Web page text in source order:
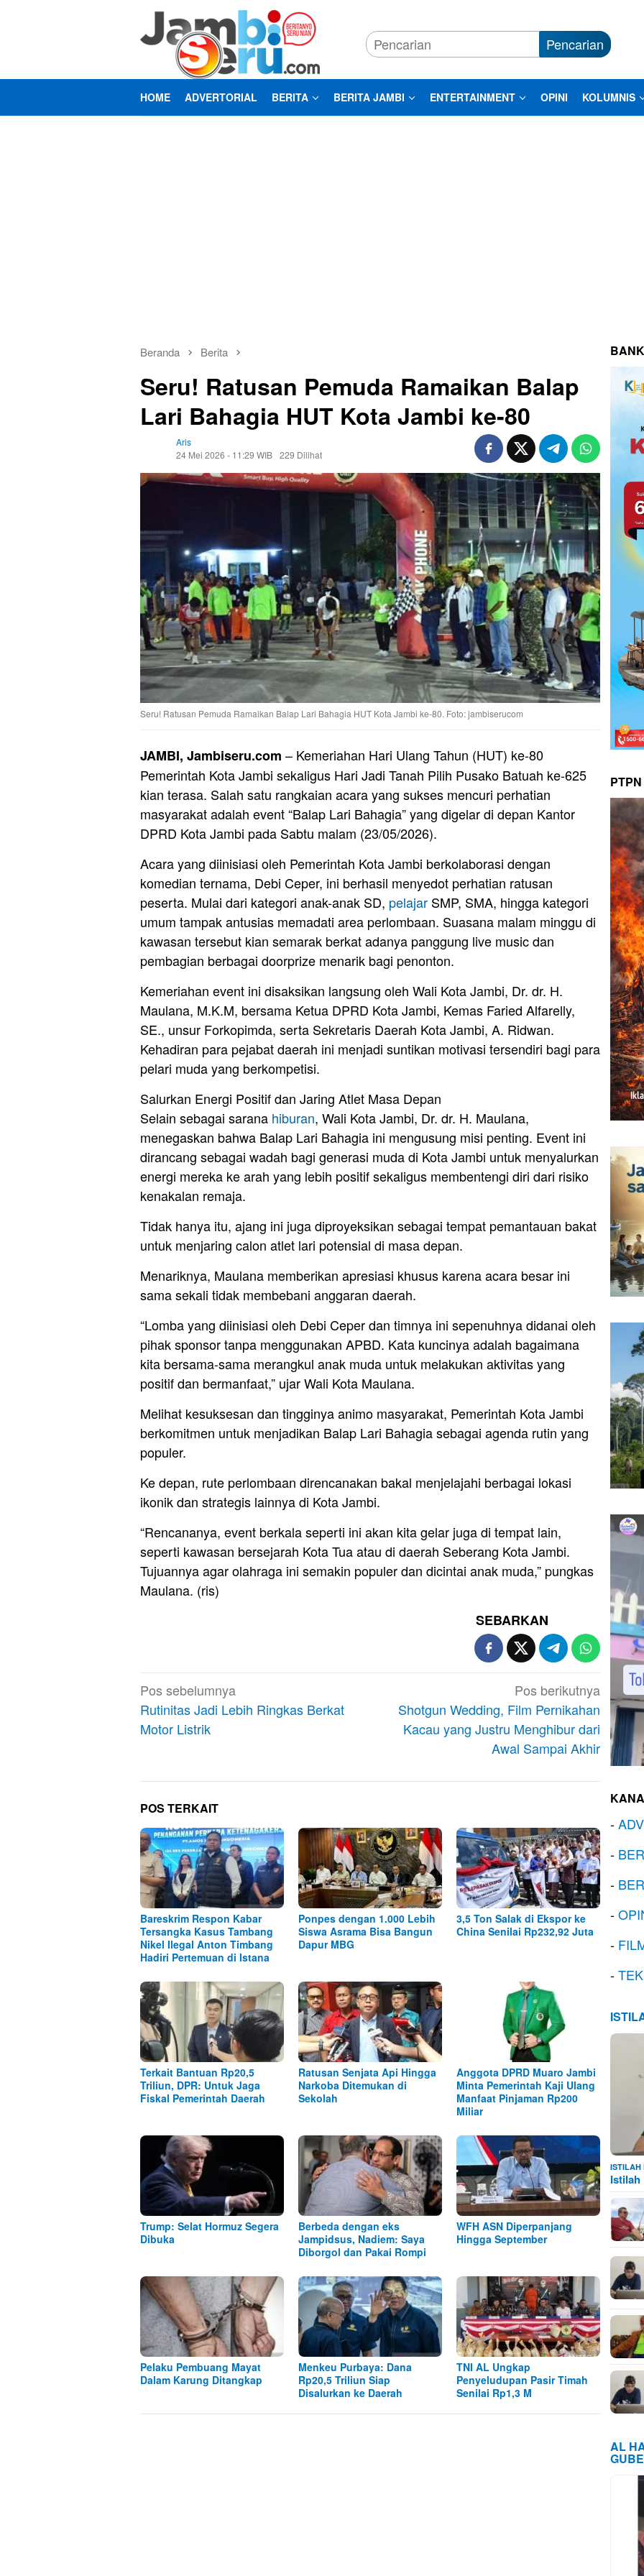
Pencarian
HOME ADVERTORIAL BERITA BERITA JAMBI ENTERTAINMENT OPINI KOLUMNIS
Beranda Berita
Seru! Ratusan Pemuda Ramaikan Balap
Lari Bahagia HUT Kota Jambi ke-80
Aris
24 Mei 2026 - 11:29 WIB 229 Dilihat
Seru! Ratusan Pemuda Ramaikan Balap Lari Bahagia HUT Kota Jambi ke-80. Foto: jambiserucom
JAMBI, Jambiseru.com – Kemeriahan Hari Ulang Tahun (HUT) ke-80
Pemerintah Kota Jambi sekaligus Hari Jadi Tanah Pilih Pusako Batuah ke-625
kian terasa. Salah satu rangkaian acara yang sukses mencuri perhatian
masyarakat adalah event “Balap Lari Bahagia” yang digelar di depan Kantor
DPRD Kota Jambi pada Sabtu malam (23/05/2026).
Acara yang diinisiasi oleh Pemerintah Kota Jambi berkolaborasi dengan
komedian ternama, Debi Ceper, ini berhasil menyedot perhatian ratusan
peserta. Mulai dari kategori anak-anak SD, pelajar SMP, SMA, hingga kategori
umum tampak antusias memadati area perlombaan. Suasana malam minggu di
kawasan tersebut kian semarak berkat adanya panggung live music dan
pembagian berbagai doorprize menarik bagi penonton.
Kemeriahan event ini disaksikan langsung oleh Wali Kota Jambi, Dr. dr. H.
Maulana, M.K.M, bersama Ketua DPRD Kota Jambi, Kemas Faried Alfarelly,
SE., unsur Forkopimda, serta Sekretaris Daerah Kota Jambi, A. Ridwan.
Kehadiran para pejabat daerah ini menjadi suntikan motivasi tersendiri bagi para
pelari muda yang berkompetisi.
Salurkan Energi Positif dan Jaring Atlet Masa Depan
Selain sebagai sarana hiburan, Wali Kota Jambi, Dr. dr. H. Maulana,
menegaskan bahwa Balap Lari Bahagia ini mengusung misi penting. Event ini
dirancang sebagai wadah bagi generasi muda di Kota Jambi untuk menyalurkan
energi mereka ke arah yang lebih positif sekaligus membentengi diri dari risiko
kenakalan remaja.
Tidak hanya itu, ajang ini juga diproyeksikan sebagai tempat pemantauan bakat
untuk menjaring calon atlet lari potensial di masa depan.
Menariknya, Maulana memberikan apresiasi khusus karena acara besar ini
sama sekali tidak membebani anggaran daerah.
“Lomba yang diinisiasi oleh Debi Ceper dan timnya ini sepenuhnya didanai oleh
pihak sponsor tanpa menggunakan APBD. Kata kuncinya adalah bagaimana
kita bersama-sama merangkul anak muda untuk melakukan aktivitas yang
positif dan bermanfaat,” ujar Wali Kota Maulana.
Melihat kesuksesan dan tingginya animo masyarakat, Pemerintah Kota Jambi
berkomitmen untuk menjadikan Balap Lari Bahagia sebagai agenda rutin yang
populer.
Ke depan, rute perlombaan direncanakan bakal menjelajahi berbagai lokasi
ikonik dan strategis lainnya di Kota Jambi.
“Rencananya, event berkala seperti ini akan kita gelar juga di tempat lain,
seperti kawasan bersejarah Kota Tua atau di daerah Seberang Kota Jambi.
Tujuannya agar olahraga ini semakin populer dan dicintai anak muda,” pungkas
Maulana. (ris)
SEBARKAN
Navigasi
pos
Pos sebelumnya
Rutinitas Jadi Lebih Ringkas Berkat
Motor Listrik
Pos berikutnya
Shotgun Wedding, Film Pernikahan
Kacau yang Justru Menghibur dari
Awal Sampai Akhir
POS TERKAIT
Bareskrim Respon Kabar
Tersangka Kasus Tambang
Nikel Ilegal Anton Timbang
Hadiri Pertemuan di Istana
Ponpes dengan 1.000 Lebih
Siswa Asrama Bisa Bangun
Dapur MBG
3,5 Ton Salak di Ekspor ke
China Senilai Rp232,92 Juta
Terkait Bantuan Rp20,5
Triliun, DPR: Untuk Jaga
Fiskal Pemerintah Daerah
Ratusan Senjata Api Hingga
Narkoba Ditemukan di
Sekolah
Anggota DPRD Muaro Jambi
Minta Pemerintah Kaji Ulang
Manfaat Pinjaman Rp200
Miliar
Trump: Selat Hormuz Segera
Dibuka
Berbeda dengan eks
Jampidsus, Nadiem: Saya
Diborgol dan Pakai Rompi
WFH ASN Diperpanjang
Hingga September
Pelaku Pembuang Mayat
Dalam Karung Ditangkap
Menkeu Purbaya: Dana
Rp20,5 Triliun Siap
Disalurkan ke Daerah
TNI AL Ungkap
Penyeludupan Pasir Timah
Senilai Rp1,3 M
-
-
-
-
-
-
ISTILAH
Istilah
AL